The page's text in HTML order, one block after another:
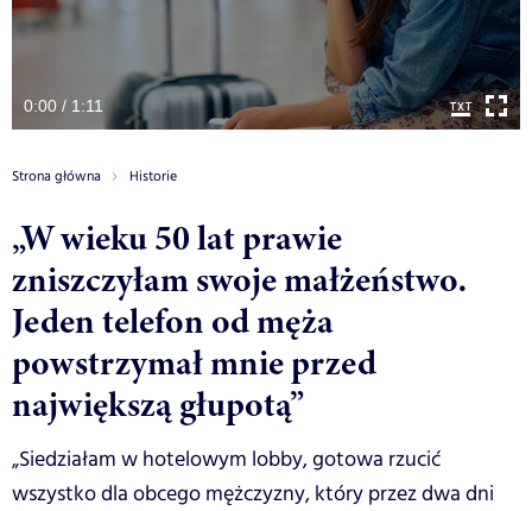
0:00 / 1:11
Strona główna Historie
„W wieku 50 lat prawie
zniszczyłam swoje małżeństwo.
Jeden telefon od męża
powstrzymał mnie przed
największą głupotą”
„Siedziałam w hotelowym lobby, gotowa rzucić
wszystko dla obcego mężczyzny, który przez dwa dni